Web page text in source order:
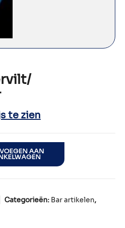
te zien
aantal
AAN
Categorieën: Bar artikelen,